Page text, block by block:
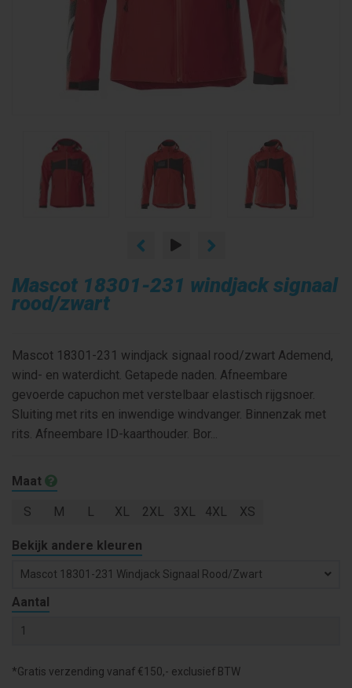
Mascot 18301-231 windjack signaal
rood/zwart
Mascot 18301-231 windjack signaal rood/zwart Ademend,
wind- en waterdicht. Getapede naden. Afneembare
gevoerde capuchon met verstelbaar elastisch rijgsnoer.
Sluiting met rits en inwendige windvanger. Binnenzak met
rits. Afneembare ID-kaarthouder. Bor...
Maat
S M L XL 2XL 3XL 4XL XS
Bekijk andere kleuren
Mascot 18301-231 Windjack Signaal Rood/zwart
Aantal
*Gratis verzending vanaf €150,- exclusief BTW